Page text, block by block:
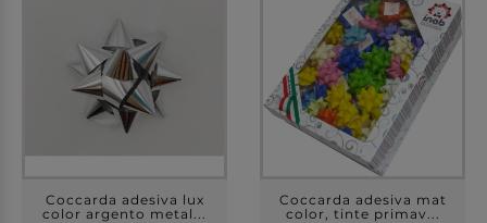
Coccarda adesiva lux
color argento metal...
Coccarda adesiva mat
color, tinte primav...